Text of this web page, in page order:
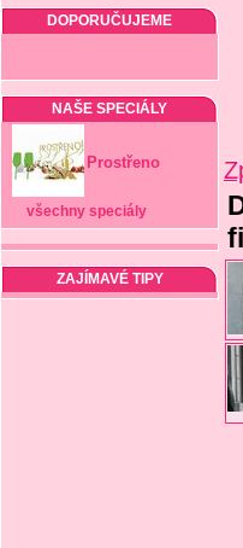
DOPORUČUJEME
NAŠE SPECIÁLY
Prostřeno
všechny speciály
ZAJÍMAVÉ TIPY